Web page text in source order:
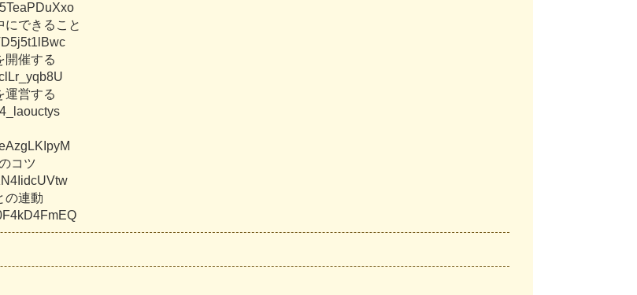
5TeaPDuXxo
にでき る こ と
D5j5t1 Bwc
開催する
Lr yqb8U
運営する
4 aouctys
AzgLK pyM
コ ツ
N4 idcUVtw
の連動
F4kD4FmEQ